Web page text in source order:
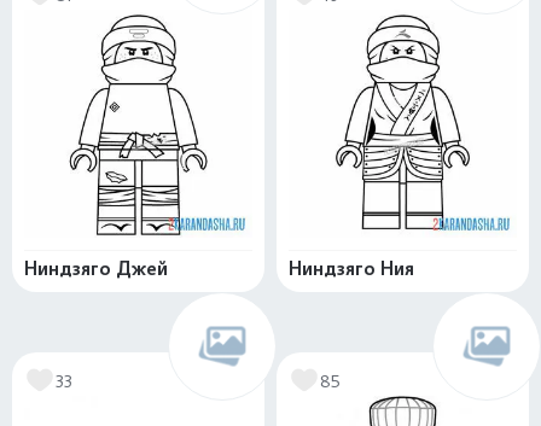
Ниндзяго Джей Ниндзяго Ния
33 85